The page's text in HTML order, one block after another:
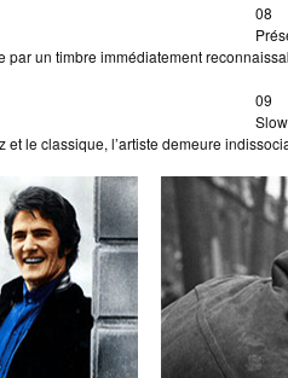
08
un timbre immédiatement
09
le classique, l’artiste demeure